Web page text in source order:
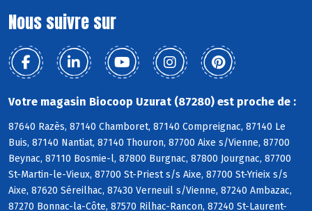
Nous suivre sur
Votre magasin Biocoop Uzurat (87280) est proche de :
87640 Razès, 87140 Chamboret, 87140 Compreignac, 87140 Le
Buis, 87140 Nantiat, 87140 Thouron, 87700 Aixe s/Vienne, 87700
Beynac, 87110 Bosmie-l, 87800 Burgnac, 87800 Jourgnac, 87700
St-Martin-le-Vieux, 87700 St-Priest s/s Aixe, 87700 St-Yrieix s/s
Aixe, 87620 Séreilhac, 87430 Verneuil s/Vienne, 87240 Ambazac,
87270 Bonnac-la-Côte, 87570 Rilhac-Rancon, 87240 St-Laurent-